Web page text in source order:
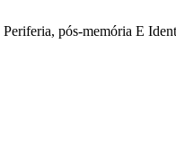
pós-memória E